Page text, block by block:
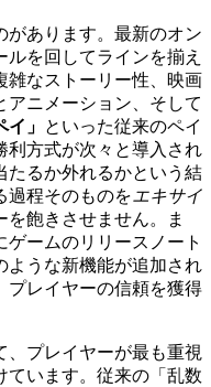
があります。最新のオン
を回してラインを揃え
雑なストーリー性、映画
アニメーション、そして
」 といった従来のペイ
利方式が次々と導入され
たるか外れるかという結
過程そのものをエキサイ
飽きさせません。ま
ームのリリースノート
ような新機能が追加され
プレイヤーの信頼を獲得
、プレイヤーが最も重視
ています。従来の「乱数